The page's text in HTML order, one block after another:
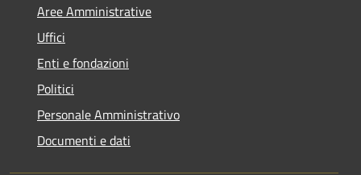
Aree Amministrative
Uffici
Enti e fondazioni
Politici
Personale Amministrativo
Documenti e dati